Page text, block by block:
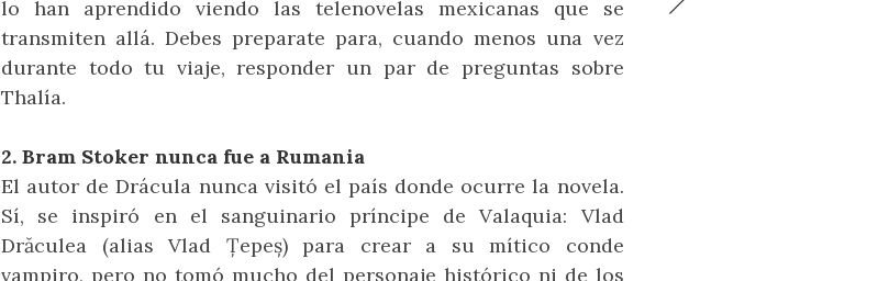
sobre sus experiencias
alrededor del mundo.
tradición que nunca muere.
Una sólo está abierta los fines
vanguardia pura.
Pan dulce, pan salado, pasteles,
croissants: la esquina más
colombiana.
Según The World's 50 Best de
S. Pellegrino, estos son los
cinco mejores restaurantes del
planeta. Algunos comensales
no opinan lo mismo.
Nació en 1995 en París. Hoy es
importante del mundo.
Ya les habíamos platicado de la
que usan bebidas en sus
tratamientos. Conoce los
beneficios de los relajantes
baños de sake que ofrecen
Una isla japonesa que quedó en
el olvido y que hoy es atractivo
turístico de Nagasaki.
Los imprescindibles
Dos desayunos inolvidables
que tomar en cuenta cuando se
visita Marrakech.
lo han aprendido viendo las telenovelas mexicanas que se
transmiten allá. Debes preparate para, cuando menos una vez
durante todo tu viaje, responder un par de preguntas sobre
Thalía.
2. Bram Stoker nunca fue a Rumania
El autor de Drácula nunca visitó el país donde ocurre la novela.
Sí, se inspiró en el sanguinario príncipe de Valaquia: Vlad
Drăculea (alias Vlad Țepeș) para crear a su mítico conde
vampiro, pero no tomó mucho del personaje histórico ni de los